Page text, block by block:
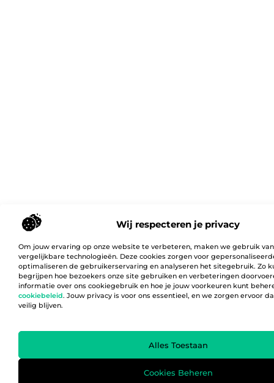
Wij respecteren je privacy
Om jouw ervaring op onze website te verbeteren, maken we gebruik
vergelijkbare technologieën. Deze cookies zorgen voor
optimaliseren de gebruikerservaring en analyseren het sitegebruik. Zo
begrijpen hoe bezoekers onze site gebruiken en verbeteringen
informatie over ons cookiegebruik en hoe je jouw voorkeuren kunt
cookiebeleid. Jouw privacy is voor ons essentieel, en we zorgen ervoor
veilig blijven.
Alles Toestaan
Cookies Beheren